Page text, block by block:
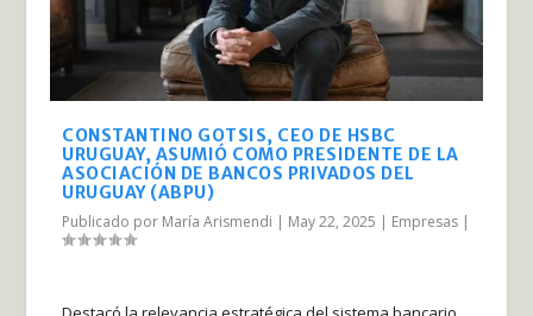
CONSTANTINO GOTSIS, CEO DE HSBC
URUGUAY, ASUMIÓ COMO PRESIDENTE DE LA
ASOCIACIÓN DE BANCOS PRIVADOS DEL
URUGUAY (ABPU)
Publicado por María Arismendi | May 22, 2025 | Empresas |